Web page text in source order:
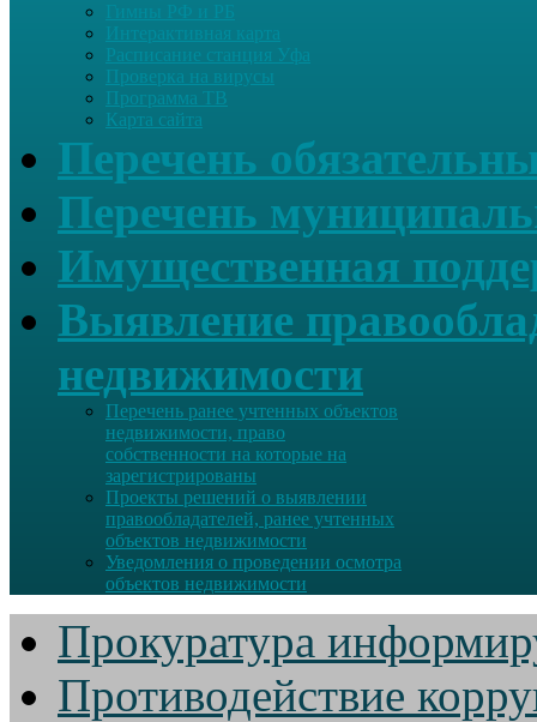
Гимны РФ и РБ
Интерактивная карта
Расписание станция Уфа
Проверка на вирусы
Программа ТВ
Карта сайта
Перечень
Перечень
Имущественная
Выявление
недвижимости
Перечень ранее учтенных объектов
недвижимости, право
собственности на которые на
зарегистрированы
Проекты решений о выявлении
правообладателей, ранее учтенных
объектов недвижимости
Уведомления о проведении осмотра
объектов недвижимости
Прокуратура
Противодействие